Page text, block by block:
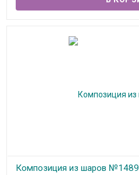
Композиция из шаров №1489